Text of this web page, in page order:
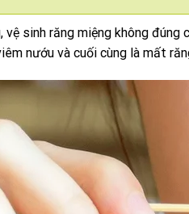
sinh răng miệng không đúng
nướu và cuối cùng là mất